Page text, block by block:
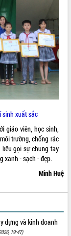
sinh xuất sắc
giáo viên, học sinh,
trường, chống rác
gọi sự chung tay
xanh - sạch - đẹp.
Minh Huệ
dựng và kinh doanh
19:47)